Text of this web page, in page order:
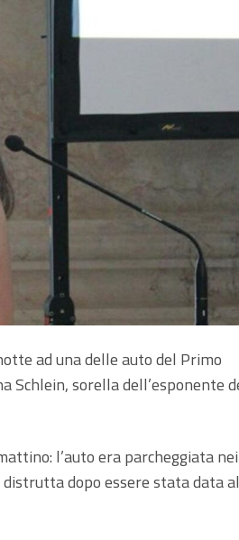
ad una delle auto del Primo
Schlein, sorella dell’esponente
l’auto era parcheggiata nei
dopo essere stata data